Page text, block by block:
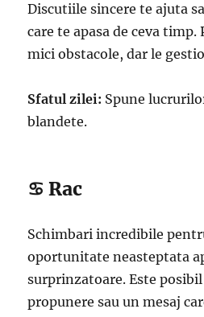
Discutiile sincere te ajuta
care te apasa de ceva
mici obstacole, dar le
Sfatul zilei: Spune
blandete.
♋ Rac
Schimbari incredibile
oportunitate neasteptata
surprinzatoare. Este
propunere sau un mesaj